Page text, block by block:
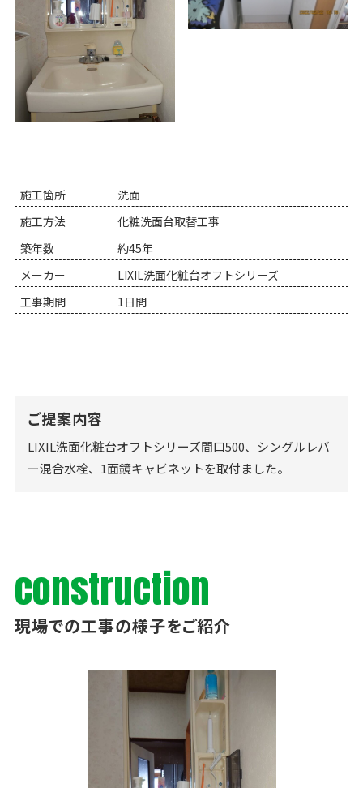
施工箇所
洗面
施工方法
化粧洗面台取替工事
築年数
約45年
メーカー
LIXIL洗面化粧台オフトシリーズ
工事期間
1日間
ご提案内容
LIXIL洗面化粧台オフトシリーズ間口500、シングルレバ
ー混合水栓、1面鏡キャビネットを取付ました。
construction
現場での工事の様子をご紹介